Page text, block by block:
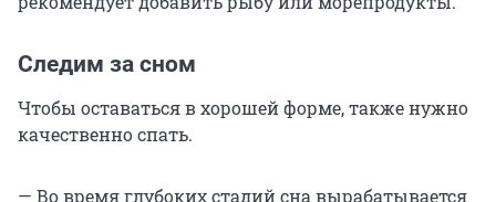
Следим за сном
Чтобы оставаться в хорошей форме, также нужно
качественно спать.
— Во время глубоких стадий сна вырабатывается